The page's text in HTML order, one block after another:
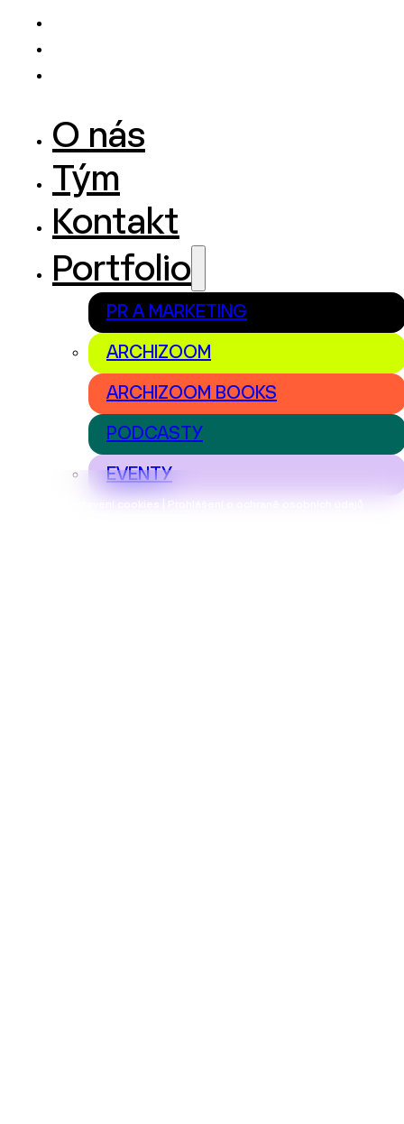
Nastavení cookies | Prohlášení o ochraně osobních údajů
O nás
Tým
Kontakt
Portfolio
PR A MARKETING
ARCHIZOOM
ARCHIZOOM BOOKS
PODCASTY
EVENTY